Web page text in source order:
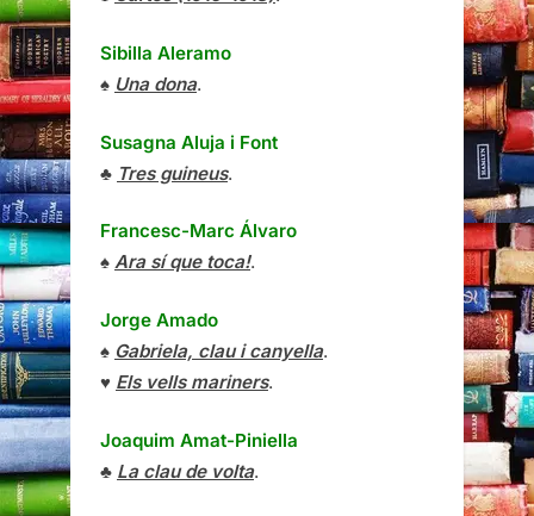
Sibilla Aleramo
♠ Una dona.
Susagna Aluja i Font
♣ Tres guineus.
Francesc-Marc Álvaro
♠ Ara sí que toca!.
Jorge Amado
♠ Gabriela, clau i canyella.
♥ Els vells mariners.
Joaquim Amat-Piniella
♣ La clau de volta.